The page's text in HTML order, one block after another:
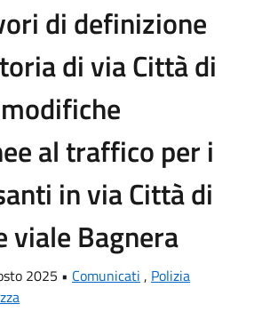
di definizione
di via Città di
al traffico per i
in via Città di
viale Bagnera
2025 • Comunicati , Polizia